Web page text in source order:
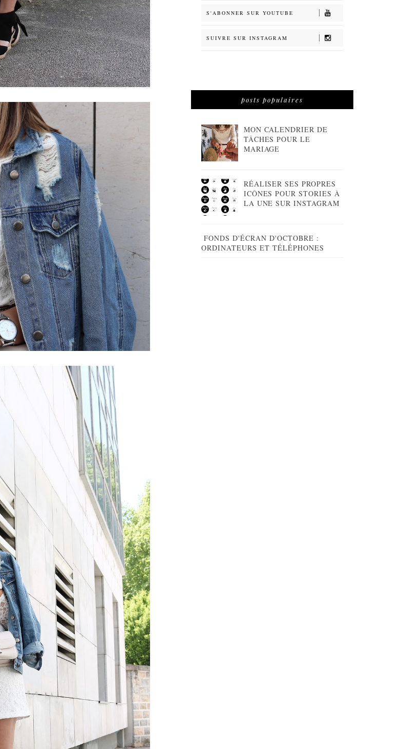
S'ABONNER SUR YOUTUBE
SUIVRE SUR INSTAGRAM
posts populaires
MON CALENDRIER DE
TÂCHES POUR LE
MARIAGE
RÉALISER SES PROPRES
ICÔNES POUR STORIES À
LA UNE SUR INSTAGRAM
FONDS D'ÉCRAN D'OCTOBRE :
ORDINATEURS ET TÉLÉPHONES